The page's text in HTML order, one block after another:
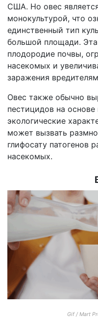
США. Но овес
монокультурой, что
единственный тип
большой площади.
плодородие почвы,
насекомых и
заражения
Овес также обычно
пестицидов на основе
экологические
может вызвать
глифосату патогенов
насекомых.
Gif / Mart